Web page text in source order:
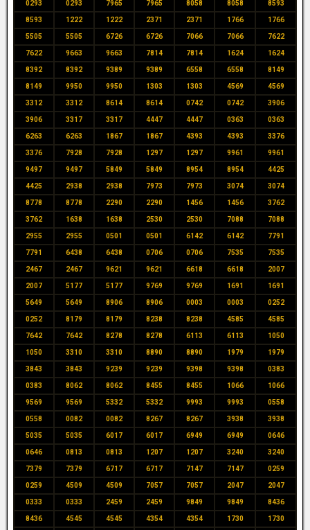
0293 0293 7965 7965 8058 8058 8593
8593 1222 1222 2371 2371 1766 1766
5505 5505 6726 6726 7066 7066 7622
7622 9663 9663 7814 7814 1624 1624
8392 8392 9389 9389 6558 6558 8149
8149 9950 9950 1303 1303 4569 4569
3312 3312 8614 8614 0742 0742 3906
3906 3317 3317 4447 4447 0363 0363
6263 6263 1867 1867 4393 4393 3376
3376 7928 7928 1297 1297 9961 9961
9497 9497 5849 5849 8954 8954 4425
4425 2938 2938 7973 7973 3074 3074
8778 8778 2290 2290 1456 1456 3762
3762 1638 1638 2530 2530 7088 7088
2955 2955 0501 0501 6142 6142 7791
7791 6438 6438 0706 0706 7535 7535
2467 2467 9621 9621 6618 6618 2007
2007 5177 5177 9769 9769 1691 1691
5649 5649 8906 8906 0003 0003 0252
0252 8179 8179 8238 8238 4585 4585
7642 7642 8278 8278 6113 6113 1050
1050 3310 3310 8890 8890 1979 1979
3843 3843 9239 9239 9398 9398 0383
0383 8062 8062 8455 8455 1066 1066
9569 9569 5332 5332 9993 9993 0558
0558 0082 0082 8267 8267 3938 3938
5035 5035 6017 6017 6949 6949 0646
0646 0813 0813 1207 1207 3240 3240
7379 7379 6717 6717 7147 7147 0259
0259 4509 4509 7057 7057 2047 2047
0333 0333 2459 2459 9849 9849 8436
8436 4545 4545 4354 4354 1730 1730